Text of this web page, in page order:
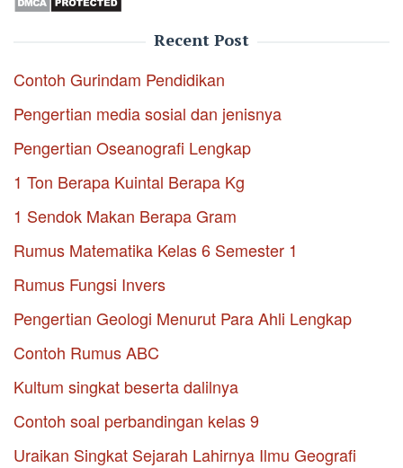
Recent Post
Contoh Gurindam Pendidikan
Pengertian media sosial dan jenisnya
Pengertian Oseanografi Lengkap
1 Ton Berapa Kuintal Berapa Kg
1 Sendok Makan Berapa Gram
Rumus Matematika Kelas 6 Semester 1
Rumus Fungsi Invers
Pengertian Geologi Menurut Para Ahli Lengkap
Contoh Rumus ABC
Kultum singkat beserta dalilnya
Contoh soal perbandingan kelas 9
Uraikan Singkat Sejarah Lahirnya Ilmu Geografi